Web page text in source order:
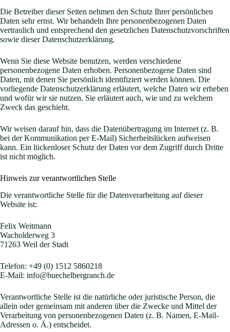
Die Betreiber dieser Seiten nehmen den Schutz Ihrer persönlichen
Daten sehr ernst. Wir behandeln Ihre personenbezogenen Daten
vertraulich und entsprechend den gesetzlichen Datenschutzvorschriften
sowie dieser Datenschutzerklärung.
Wenn Sie diese Website benutzen, werden verschiedene
personenbezogene Daten erhoben. Personenbezogene Daten sind
Daten, mit denen Sie persönlich identifiziert werden können. Die
vorliegende Datenschutzerklärung erläutert, welche Daten wir erheben
und wofür wir sie nutzen. Sie erläutert auch, wie und zu welchem
Zweck das geschieht.
Wir weisen darauf hin, dass die Datenübertragung im Internet (z. B.
bei der Kommunikation per E-Mail) Sicherheitslücken aufweisen
kann. Ein lückenloser Schutz der Daten vor dem Zugriff durch Dritte
ist nicht möglich.
Hinweis zur verantwortlichen Stelle
Die verantwortliche Stelle für die Datenverarbeitung auf dieser
Website ist:
Felix Weitmann
Wacholderweg 3
71263 Weil der Stadt
Telefon: +49 (0) 1512 5860218
E-Mail: info@buechelbergranch.de
Verantwortliche Stelle ist die natürliche oder juristische Person, die
allein oder gemeinsam mit anderen über die Zwecke und Mittel der
Verarbeitung von personenbezogenen Daten (z. B. Namen, E-Mail-
Adressen o. Ä.) entscheidet.